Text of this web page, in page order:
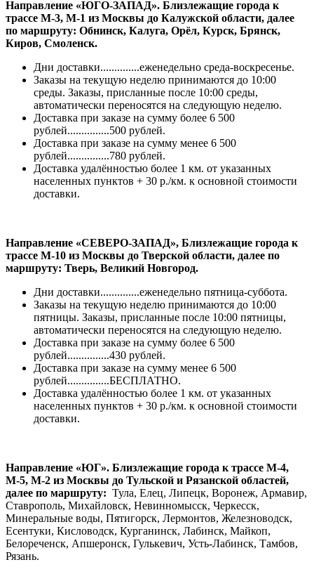
Направление «ЮГО-ЗАПАД». Близлежащие города к
трассе М-3, М-1 из Москвы до Калужской области, далее
по маршруту: Обнинск, Калуга, Орёл, Курск, Брянск,
Киров, Смоленск.
Дни доставки..............еженедельно среда-воскресенье.
Заказы на текущую неделю принимаются до 10:00
среды. Заказы, присланные после 10:00 среды,
автоматически переносятся на следующую неделю.
Доставка при заказе на сумму более 6 500
рублей...............500 рублей.
Доставка при заказе на сумму менее 6 500
рублей...............780 рублей.
Доставка удалённостью более 1 км. от указанных
населенных пунктов + 30 р./км. к основной стоимости
доставки.
Направление «СЕВЕРО-ЗАПАД», Близлежащие города к
трассе М-10 из Москвы до Тверской области, далее по
маршруту: Тверь, Великий Новгород.
Дни доставки..............еженедельно пятница-суббота.
Заказы на текущую неделю принимаются до 10:00
пятницы. Заказы, присланные после 10:00 пятницы,
автоматически переносятся на следующую неделю.
Доставка при заказе на сумму более 6 500
рублей...............430 рублей.
Доставка при заказе на сумму менее 6 500
рублей...............БЕСПЛАТНО.
Доставка удалённостью более 1 км. от указанных
населенных пунктов + 30 р./км. к основной стоимости
доставки.
Направление «ЮГ». Близлежащие города к трассе М-4,
М-5, М-2 из Москвы до Тульской и Рязанской областей,
далее по маршруту: Тула, Елец, Липецк, Воронеж, Армавир,
Ставрополь, Михайловск, Невинномысск, Черкесск,
Минеральные воды, Пятигорск, Лермонтов, Железноводск,
Есентуки, Кисловодск, Курганинск, Лабинск, Майкоп,
Белореченск, Апшеронск, Гулькевич, Усть-Лабинск, Тамбов,
Рязань.